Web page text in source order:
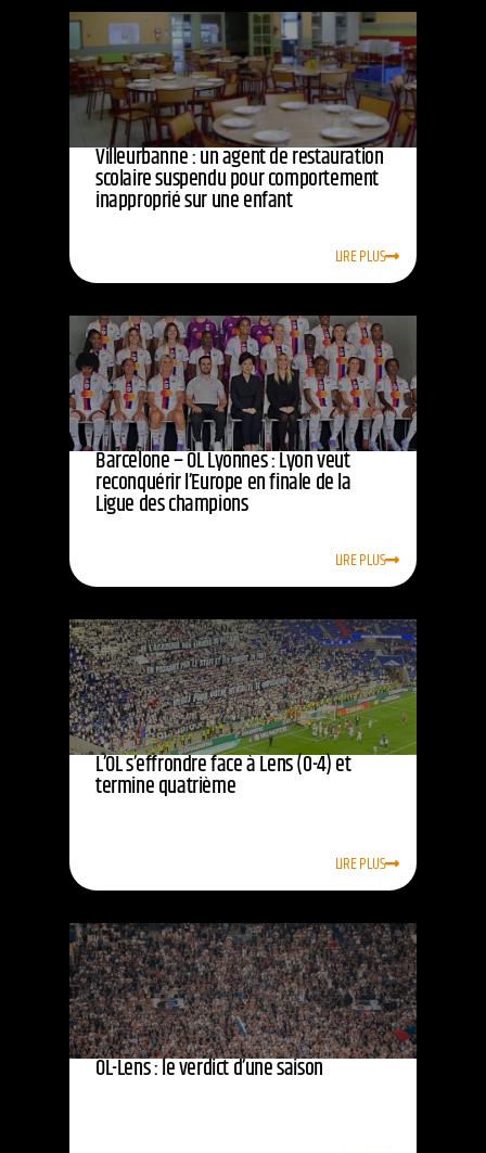
Villeurbanne : un agent de restauration
scolaire suspendu pour comportement
inapproprié sur une enfant
LIRE PLUS
Barcelone – OL Lyonnes : Lyon veut
reconquérir l’Europe en finale de la
Ligue des champions
LIRE PLUS
L’OL s’effrondre face à Lens (0-4) et
termine quatrième
LIRE PLUS
OL-Lens : le verdict d’une saison